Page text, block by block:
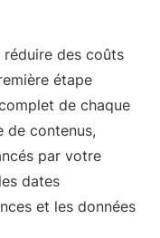
réduire des coûts
étape
de chaque
de contenus,
par votre
dates
et les données